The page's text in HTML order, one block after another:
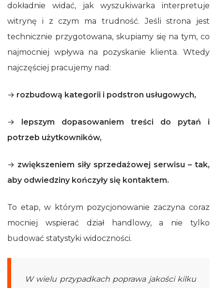
dokładnie widać, jak wyszukiwarka interpretuje
witrynę i z czym ma trudność. Jeśli strona jest
technicznie przygotowana, skupiamy się na tym, co
najmocniej wpływa na pozyskanie klienta. Wtedy
najczęściej pracujemy nad:
→ rozbudową kategorii i podstron usługowych,
→ lepszym dopasowaniem treści do pytań i
potrzeb użytkowników,
→ zwiększeniem siły sprzedażowej serwisu – tak,
aby odwiedziny kończyły się kontaktem.
To etap, w którym pozycjonowanie zaczyna coraz
mocniej wspierać dział handlowy, a nie tylko
budować statystyki widoczności.
W wielu przypadkach poprawa jakości kilku